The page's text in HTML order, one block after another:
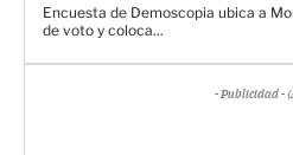
Encuesta de Demoscopia ubica a
de voto y coloca...
- Publicidad -